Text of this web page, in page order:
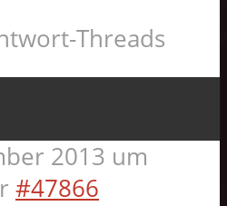
Threads
2013 um
#47866